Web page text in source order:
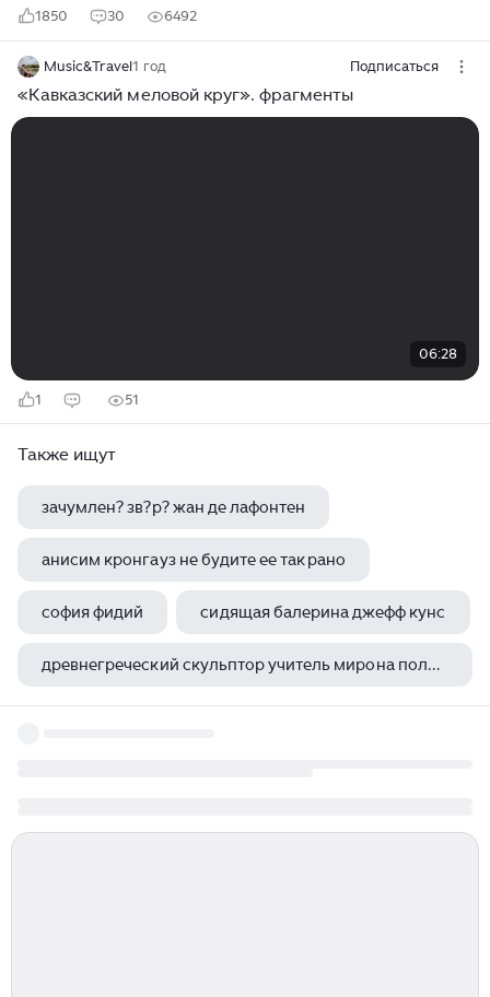
1850 30 6492
Music&Travel1 год Подписаться
«Кавказский меловой круг». фрагменты
06:28
1 51
Также ищут
зачумлен? зв?р? жан де лафонтен
анисим кронгауз не будите ее так рано
софия фидий сидящая балерина джефф кунс
древнегреческий скульптор учитель мирона поликлета